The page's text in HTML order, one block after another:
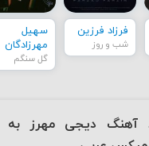
فرزاد فرزین
شب و روز
سهیل
مهرزادگان
گل سنگم
آهنگ دیجی مهرز به